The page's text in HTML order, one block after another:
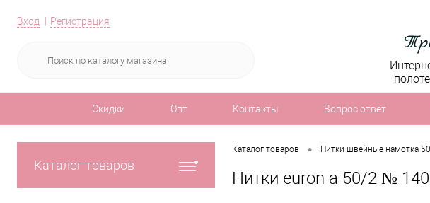
Вход Регистрация
Скидки Опт Контакты Вопрос ответ
Каталог товаров
Каталог товаров • Нитки швейные намотка
Нитки euron a 50/2 №